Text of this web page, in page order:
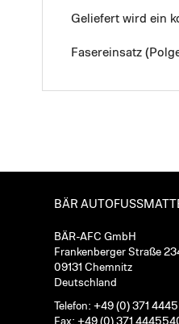
Geliefert wird ein
Fasereinsatz
BÄR
BÄR-AFC GmbH
Frankenberger Straße
09131 Chemnitz
Deutschland
Telefon: +49 (0) 371
Fax: +49 (0) 371